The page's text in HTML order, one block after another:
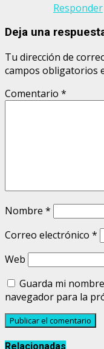
Responder
Deja una
Tu dirección de
campos obligatorios
Comentario *
Nombre *
Correo electrónico *
Web
Guarda mi
navegador para la
Relacionadas